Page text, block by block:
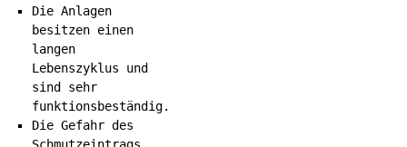
Die Anlagen
besitzen einen
langen
Lebenszyklus und
sind sehr
funktionsbeständig.
Die Gefahr des
Schmutzeintrags